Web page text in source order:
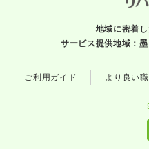
地域に密着
サービス提供地域：
ご利用ガイド より良い